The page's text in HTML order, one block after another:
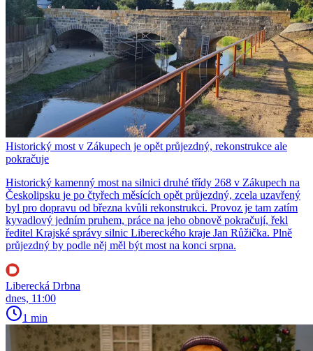
Historický most v Zákupech je opět průjezdný, rekonstrukce ale
pokračuje
Historický kamenný most na silnici druhé třídy 268 v Zákupech na
Českolipsku je po čtyřech měsících opět průjezdný, zcela uzavřený
byl pro dopravu od března kvůli rekonstrukci. Provoz je tam zatím
kyvadlový jedním pruhem, práce na jeho obnově pokračují, řekl
ředitel Krajské správy silnic Libereckého kraje Jan Růžička. Plně
průjezdný by podle něj měl být most na konci srpna.
Liberecká Drbna
dnes, 11:00
1 min